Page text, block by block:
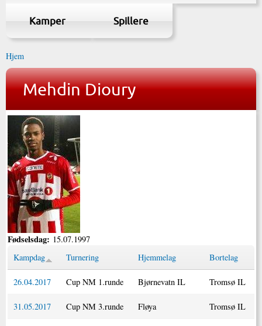
Kamper Spillere
Hjem
Mehdin Dioury
Fødselsdag: 15.07.1997
Kampdag
Turnering Hjemmelag Bortelag
26.04.2017 Cup NM 1.runde Bjørnevatn IL Tromsø IL
31.05.2017 Cup NM 3.runde Fløya Tromsø IL